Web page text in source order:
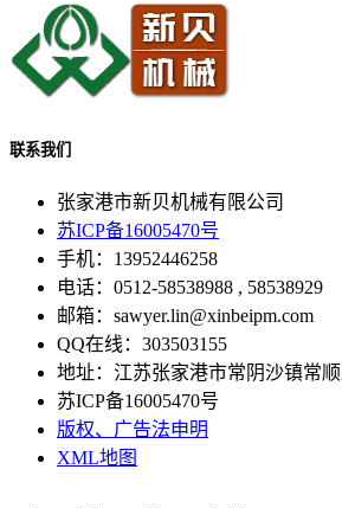
联系我们
张家港市新贝机械有限公司
苏ICP备16005470号
手机：13952446258
电话：0512-58538988 , 58538929
邮箱：sawyer.lin@xinbeipm.com
QQ在线：303503155
地址：江苏张家港市常阴沙镇常
苏ICP备16005470号
版权、广告法申明
XML地图